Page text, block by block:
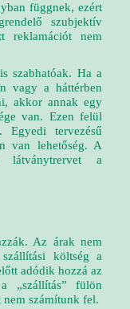
függnek, ezért
szubjektív
reklamációt nem
szabhatóak. Ha a
vagy a háttérben
akkor annak egy
van. Ezen felül
tervezésű
van lehetőség. A
látványtrervet a
Az árak nem
költség a
adódik hozzá az
„szállítás” fülön
nem számítunk fel.